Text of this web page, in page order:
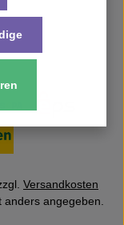
Versandkosten
anders angegeben.